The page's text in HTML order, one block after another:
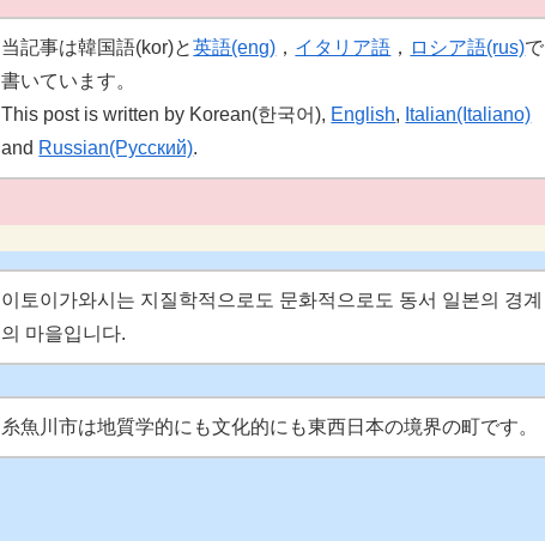
当記事は韓国語(kor)と英語(eng) ， イタリア語 ， ロシア語(rus)で
書いています。
This post is written by Korean(한국어), English, Italian(Italiano)
and Russian(Русский).
이토이가와시는 지질학적으로도 문화적으로도 동서 일본의 경계
의 마을입니다.
糸魚川市は地質学的にも文化的にも東西日本の境界の町です。